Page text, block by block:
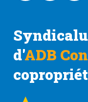
d'ADB